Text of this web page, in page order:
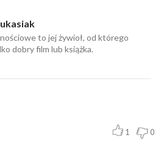
to jej żywioł, od którego
dobry film lub książka.
1 0